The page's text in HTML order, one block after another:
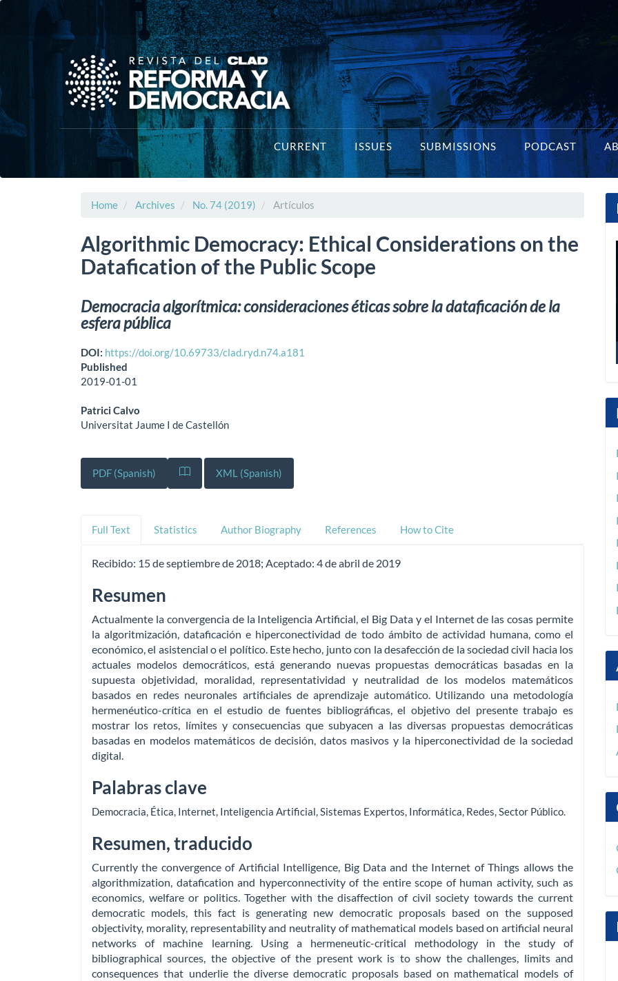
Main
Navigation
Main
CURRENT ISSUES SUBMISSIONS PODCAST
Home Archives No. 74 (2019) Artículos
Algorithmic Democracy: Ethical Considerations on the
Datafication of the Public Scope
Democracia algorítmica: consideraciones éticas sobre la dataficación de la
esfera pública
DOI: https://doi.org/10.69733/clad.ryd.n74.a181
Published
2019-01-01
Patrici Calvo
Universitat Jaume I de Castellón
PDF (Spanish) XML (Spanish)
Full Text Statistics Author Biography References How to Cite
Recibido: 15 de septiembre de 2018; Aceptado: 4 de abril de 2019
Resumen
Actualmente la convergencia de la Inteligencia Artificial, el Big Data y el Internet de las cosas permite
la algoritmización, dataficación e hiperconectividad de todo ámbito de actividad humana, como el
económico, el asistencial o el político. Este hecho, junto con la desafección de la sociedad civil hacia los
actuales modelos democráticos, está generando nuevas propuestas democráticas basadas en la
supuesta objetividad, moralidad, representatividad y neutralidad de los modelos matemáticos
basados en redes neuronales artificiales de aprendizaje automático. Utilizando una metodología
hermenéutico-crítica en el estudio de fuentes bibliográficas, el objetivo del presente trabajo es
mostrar los retos, límites y consecuencias que subyacen a las diversas propuestas democráticas
basadas en modelos matemáticos de decisión, datos masivos y la hiperconectividad de la sociedad
digital.
Palabras clave
Democracia, Ética, Internet, Inteligencia Artificial,Sistemas Expertos, Informática, Redes,Sector Público.
Resumen, traducido
Currently the convergence of Artificial Intelligence, Big Data and the Internet of Things allows the
algorithmization, datafication and hyperconnectivity of the entire scope of human activity, such as
economics, welfare or politics. Together with the disaffection of civil society towards the current
democratic models, this fact is generating new democratic proposals based on the supposed
objectivity, morality, representability and neutrality of mathematical models based on artificial neural
networks of machine learning. Using a hermeneutic-critical methodology in the study of
bibliographical sources, the objective of the present work is to show the challenges, limits and
consequences that underlie the diverse democratic proposals based on mathematical models of